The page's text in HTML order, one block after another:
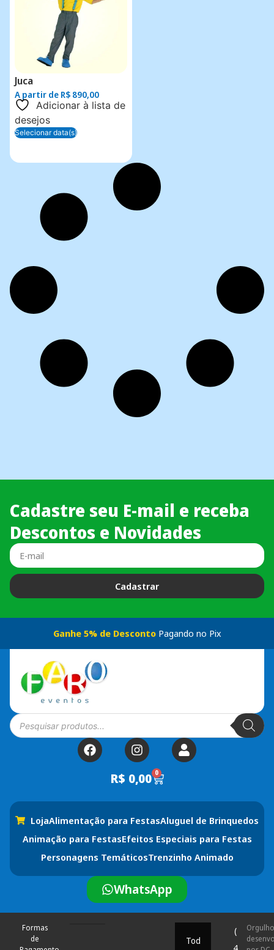
Juca
A partir de R$ 890,00
Adicionar à lista de
desejos
Selecionar data(s)
Cadastre seu E-mail e receba
Descontos e Novidades
Cadastrar
Ganhe 5% de DescontoPagando no Pix
R$ 0,00 0
LojaAlimentação para FestasAluguel de Brinquedos
Animação para FestasEfeitos Especiais para Festas
Personagens TemáticosTrenzinho Animado
WhatsApp
Formas
de
Tod
(